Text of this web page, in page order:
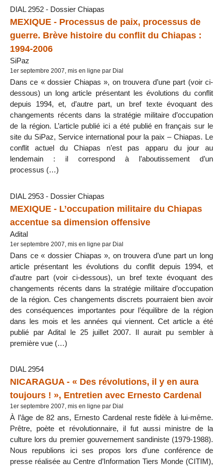
DIAL 2952 - Dossier Chiapas
MEXIQUE - Processus de paix, processus de
guerre. Brève histoire du conflit du Chiapas :
1994-2006
SiPaz
1er septembre 2007, mis en ligne par Dial
Dans ce « dossier Chiapas », on trouvera d’une part (voir ci-
dessous) un long article présentant les évolutions du conflit
depuis 1994, et, d’autre part, un bref texte évoquant des
changements récents dans la stratégie militaire d’occupation
de la région. L’article publié ici a été publié en français sur le
site du SiPaz, Service international pour la paix – Chiapas. Le
conflit actuel du Chiapas n’est pas apparu du jour au
lendemain : il correspond à l’aboutissement d’un
processus (…)
DIAL 2953 - Dossier Chiapas
MEXIQUE - L’occupation militaire du Chiapas
accentue sa dimension offensive
Adital
1er septembre 2007, mis en ligne par Dial
Dans ce « dossier Chiapas », on trouvera d’une part un long
article présentant les évolutions du conflit depuis 1994, et
d’autre part (voir ci-dessous), un bref texte évoquant des
changements récents dans la stratégie militaire d’occupation
de la région. Ces changements discrets pourraient bien avoir
des conséquences importantes pour l’équilibre de la région
dans les mois et les années qui viennent. Cet article a été
publié par Adital le 25 juillet 2007. Il aurait pu sembler à
première vue (…)
DIAL 2954
NICARAGUA - « Des révolutions, il y en aura
toujours ! », Entretien avec Ernesto Cardenal
1er septembre 2007, mis en ligne par Dial
À l’âge de 82 ans, Ernesto Cardenal reste fidèle à lui-même.
Prêtre, poète et révolutionnaire, il fut aussi ministre de la
culture lors du premier gouvernement sandiniste (1979-1988).
Nous republions ici ses propos lors d’une conférence de
presse réalisée au Centre d’Information Tiers Monde (CITIM),